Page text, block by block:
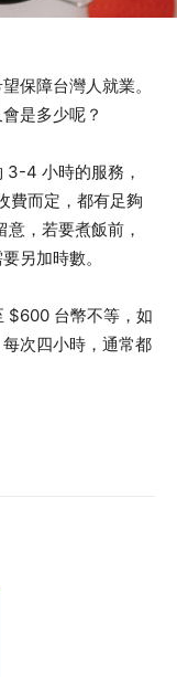
保障台灣人就業。
是多少呢？
3-4 小時的服務，
費而定，都有足夠
，若要煮飯前，
另加時數。
$600 台幣不等，如
次四小時，通常都